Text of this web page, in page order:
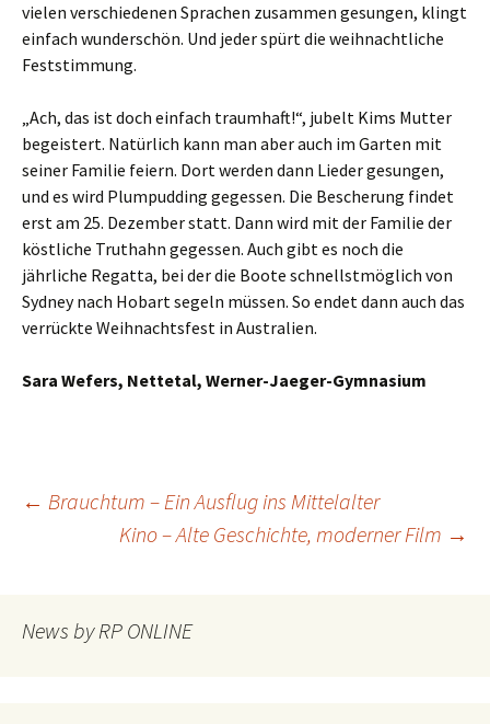
vielen verschiedenen Sprachen zusammen gesungen, klingt
einfach wunderschön. Und jeder spürt die weihnachtliche
Feststimmung.
„Ach, das ist doch einfach traumhaft!“, jubelt Kims Mutter
begeistert. Natürlich kann man aber auch im Garten mit
seiner Familie feiern. Dort werden dann Lieder gesungen,
und es wird Plumpudding gegessen. Die Bescherung findet
erst am 25. Dezember statt. Dann wird mit der Familie der
köstliche Truthahn gegessen. Auch gibt es noch die
jährliche Regatta, bei der die Boote schnellstmöglich von
Sydney nach Hobart segeln müssen. So endet dann auch das
verrückte Weihnachtsfest in Australien.
Sara Wefers, Nettetal, Werner-Jaeger-Gymnasium
Beitragsnavigation
← Brauchtum – Ein Ausflug ins Mittelalter
Kino – Alte Geschichte, moderner Film →
News by RP ONLINE